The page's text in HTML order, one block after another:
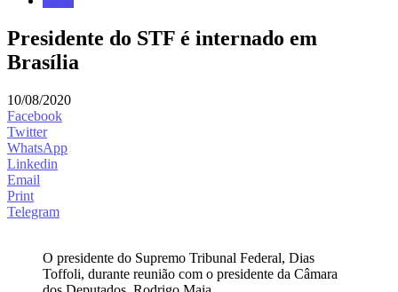
Presidente do STF é internado em
Brasília
10/08/2020
Facebook
Twitter
WhatsApp
Linkedin
Email
Print
Telegram
O presidente do Supremo Tribunal Federal, Dias
Toffoli, durante reunião com o presidente da Câmara